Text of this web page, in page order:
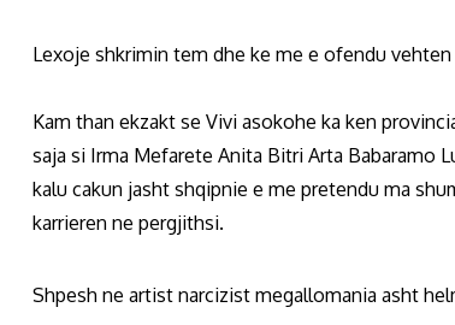
Lexoje shkrimin tem dhe ke me e ofendu
Kam than ekzakt se Vivi asokohe ka ken
saja si Irma Mefarete Anita Bitri Arta Babaramo
kalu cakun jasht shqipnie e me pretendu ma
karrieren ne pergjithsi.
Shpesh ne artist narcizist megallomania asht